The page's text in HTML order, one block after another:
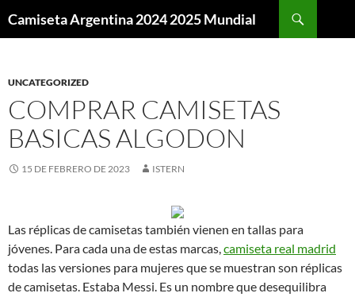
Camiseta Argentina 2024 2025 Mundial
UNCATEGORIZED
COMPRAR CAMISETAS
BASICAS ALGODON
15 DE FEBRERO DE 2023 ISTERN
Las réplicas de camisetas también vienen en tallas para
jóvenes. Para cada una de estas marcas,camiseta real madrid
todas las versiones para mujeres que se muestran son réplicas
de camisetas. Estaba Messi. Es un nombre que desequilibra